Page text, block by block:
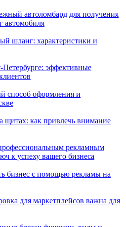
автоломбард для получения
автомобиля
шланг: характеристики и
эффективные
способ оформления и
щитах: как привлечь внимание
рекламным
к успеху вашего бизнеса
бизнес с помощью рекламы на
для маркетплейсов важна для